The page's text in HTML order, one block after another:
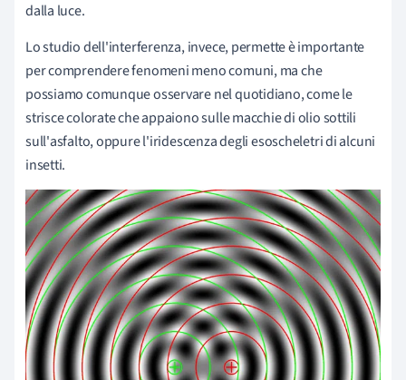
dalla luce.
Lo studio dell'interferenza, invece, permette è importante
per comprendere fenomeni meno comuni, ma che
possiamo comunque osservare nel quotidiano, come le
strisce colorate che appaiono sulle macchie di olio sottili
sull'asfalto, oppure l'iridescenza degli esoscheletri di alcuni
insetti.